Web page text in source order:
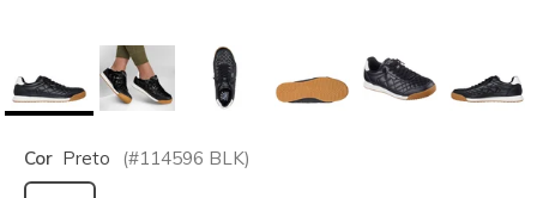
Cor Preto (#114596 BLK)